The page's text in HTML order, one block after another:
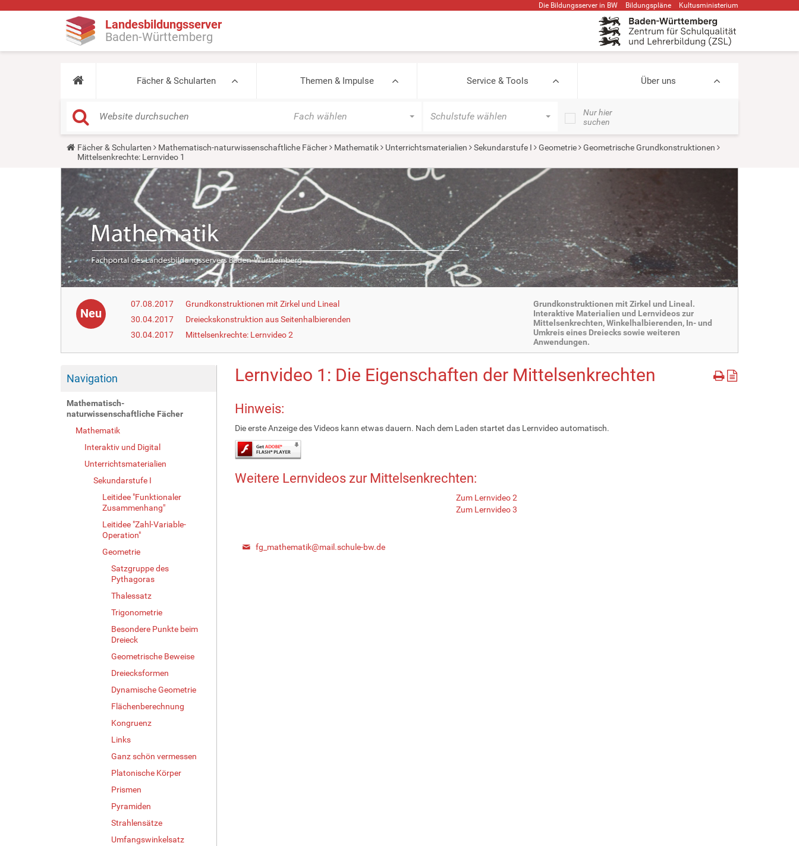
Die Bildungsserver in BW Bildungspläne Kultusministerium
Landesbildungsserver
Baden-Württemberg
Fächer & Schularten Themen & Impulse Service & Tools Über uns
Fach wählen Schulstufe wählen
Nur hier
suchen
Y
u
e
r
e
:
Fächer & Schularten Mathematisch-naturwissenschaftliche Fächer Mathematik Unterrichtsmaterialien Sekundarstufe I Geometrie
Geometrische Grundkonstruktionen
Mittelsenkrechte: Lernvideo 1
Neu
07.08.2017
Grundkonstruktionen mit Zirkel und Lineal
30.04.2017
Dreieckskonstruktion aus Seitenhalbierenden
30.04.2017
Mittelsenkrechte: Lernvideo 2
Grundkonstruktionen mit Zirkel und Lineal.
Interaktive Materialien und Lernvideos zur
Mittelsenkrechten, Winkelhalbierenden, In- und
Umkreis eines Dreiecks sowie weiteren
Anwendungen.
Navigation
Mathematisch-
naturwissenschaftliche Fächer
Mathematik
Interaktiv und Digital
Unterrichtsmaterialien
Sekundarstufe I
Leitidee "Funktionaler
Zusammenhang"
Leitidee "Zahl-Variable-
Operation"
Geometrie
Satzgruppe des
Pythagoras
Thalessatz
Trigonometrie
Besondere Punkte beim
Dreieck
Geometrische Beweise
Dreiecksformen
Dynamische Geometrie
Flächenberechnung
Kongruenz
Links
Ganz schön vermessen
Platonische Körper
Prismen
Pyramiden
Strahlensätze
Umfangswinkelsatz
Lernvideo 1: Die Eigenschaften der Mittelsenkrechten
Hinweis:
Die erste Anzeige des Videos kann etwas dauern. Nach dem Laden startet das Lernvideo automatisch.
Weitere Lernvideos zur Mittelsenkrechten:
Zum Lernvideo 2
Zum Lernvideo 3
fg_mathematik@mail.schule-bw.de